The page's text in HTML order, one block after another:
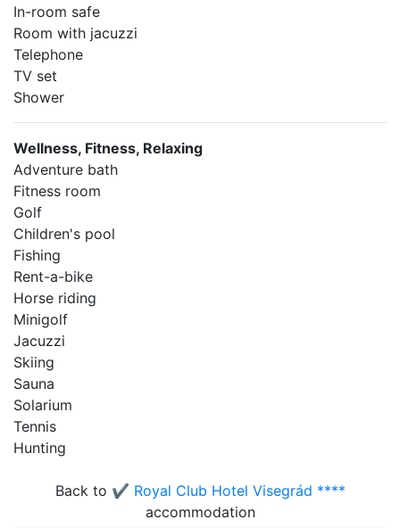
In-room safe
Room with jacuzzi
Telephone
TV set
Shower
Wellness, Fitness, Relaxing
Adventure bath
Fitness room
Golf
Children's pool
Fishing
Rent-a-bike
Horse riding
Minigolf
Jacuzzi
Skiing
Sauna
Solarium
Tennis
Hunting
Back to ✔️ Royal Club Hotel Visegrád ****
accommodation